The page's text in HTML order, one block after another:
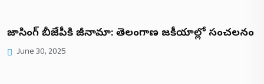
రాజాసింగ్ బీజేపీకి రాజీనామా: తెలంగాణ రాజకీయాల్లో సంచలనం
June 30, 2025